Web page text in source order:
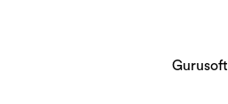
Gurusoft